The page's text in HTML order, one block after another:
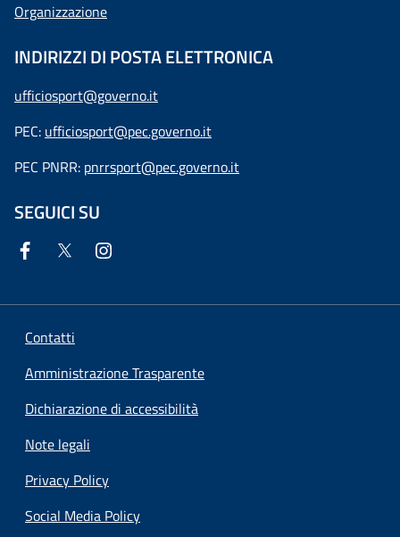
Organizzazione
INDIRIZZI DI POSTA ELETTRONICA
ufficiosport@governo.it
PEC: ufficiosport@pec.governo.it
PEC PNRR: pnrrsport@pec.governo.it
SEGUICI SU
Contatti
Amministrazione Trasparente
Dichiarazione di accessibilità
Note legali
Privacy Policy
Social Media Policy